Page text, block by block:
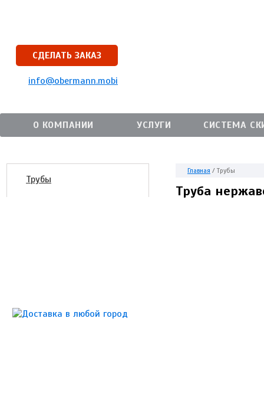
СДЕЛАТЬ ЗАКАЗ
info@obermann.mobi
О КОМПАНИИ УСЛУГИ СИСТЕМА
Трубы
Главная / Трубы
Труба